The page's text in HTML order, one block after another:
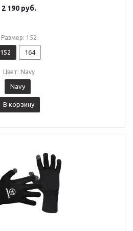
2 190руб.
Размер: 152
152 164
Цвет: Navy
Navy
В корзину